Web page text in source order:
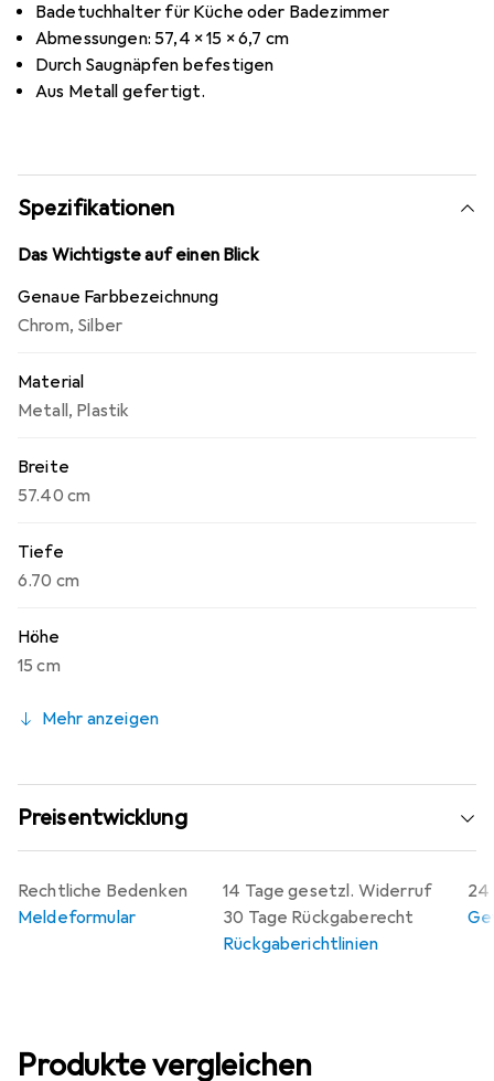
Badetuchhalter für Küche oder Badezimmer
Abmessungen: 57,4 x 15 x 6,7 cm
Durch Saugnäpfen befestigen
Aus Metall gefertigt.
Spezifikationen
Das Wichtigste auf einen Blick
Genaue Farbbezeichnung
Chrom, Silber
Material
Metall, Plastik
Breite
57.40 cm
Tiefe
6.70 cm
Höhe
15 cm
Mehr anzeigen
Preisentwicklung
14 Tage gesetzl. Widerruf
30 Tage Rückgaberecht
Rückgaberichtlinien
24
Rechtliche Bedenken
Meldeformular
Produkte vergleichen